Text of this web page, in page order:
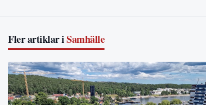
Fler artiklar iSamhälle